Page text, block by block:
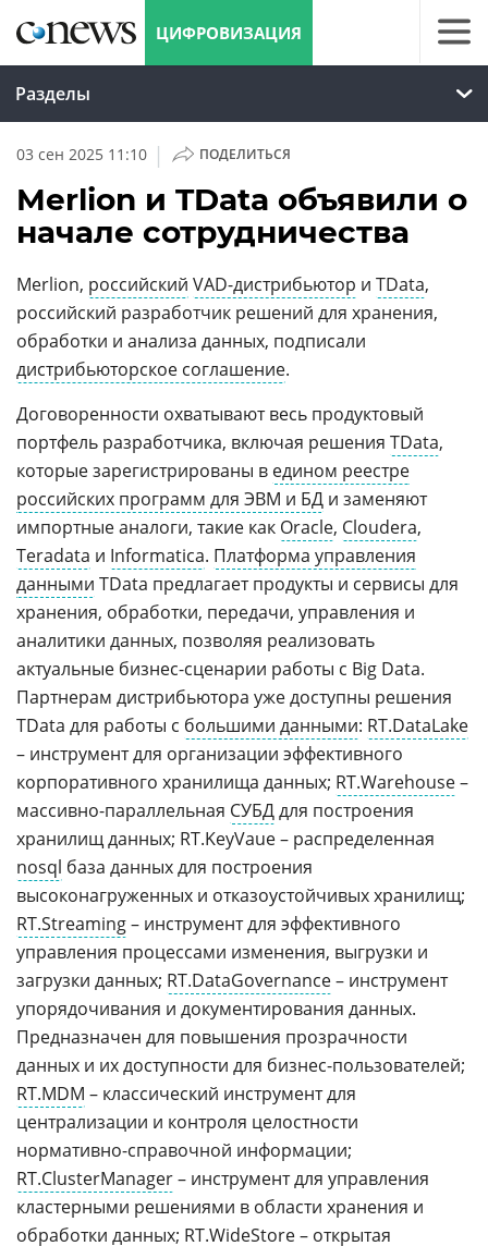
ЦИФРОВИЗАЦИЯ
Разделы
03 сен 2025 11:10 | ПОДЕЛИТЬСЯ
Merlion и TData объявили о
начале сотрудничества
Merlion, российский VAD-дистрибьютор и TData,
российский разработчик решений для хранения,
обработки и анализа данных, подписали
дистрибьюторское соглашение.
Договоренности охватывают весь продуктовый
портфель разработчика, включая решения TData,
которые зарегистрированы в едином реестре
российских программ для ЭВМ и БД и заменяют
импортные аналоги, такие как Oracle, Cloudera,
Teradata и Informatica. Платформа управления
данными TData предлагает продукты и сервисы для
хранения, обработки, передачи, управления и
аналитики данных, позволяя реализовать
актуальные бизнес-сценарии работы с Big Data.
Партнерам дистрибьютора уже доступны решения
TData для работы с большими данными: RT.DataLake
– инструмент для организации эффективного
корпоративного хранилища данных; RT.Warehouse–
массивно-параллельная СУБДдля построения
хранилищ данных; RT.KeyVaue – распределенная
nosql база данных для построения
высоконагруженных и отказоустойчивых хранилищ;
RT.Streaming– инструмент для эффективного
управления процессами изменения, выгрузки и
загрузки данных; RT.DataGovernance– инструмент
упорядочивания и документирования данных.
Предназначен для повышения прозрачности
данных и их доступности для бизнес-пользователей;
RT.MDM – классический инструмент для
централизации и контроля целостности
нормативно-справочной информации;
RT.ClusterManager– инструмент для управления
кластерными решениями в области хранения и
обработки данных; RT.WideStore– открытая